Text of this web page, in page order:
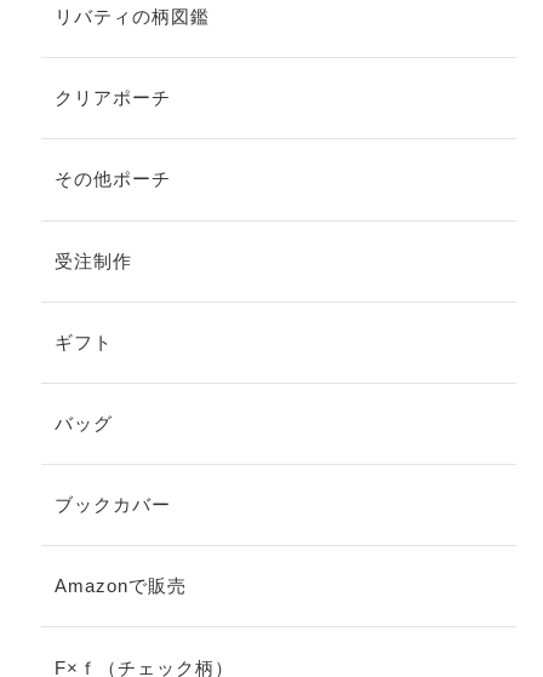
リバティの柄図鑑
クリアポーチ
その他ポーチ
受注制作
ギフト
バッグ
ブックカバー
Amazonで販売
F×ｆ（チェック柄）